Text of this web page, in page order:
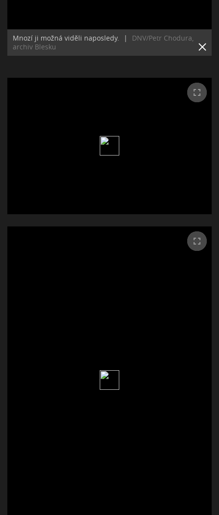
Mnozí ji možná viděli naposledy. |
DNV/Petr Chodura,
archiv Blesku